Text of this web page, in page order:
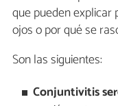
que pueden explicar
ojos o por qué se
Son las siguientes:
Conjuntivitis